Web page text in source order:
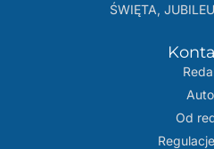
ŚWIĘTA,
Od